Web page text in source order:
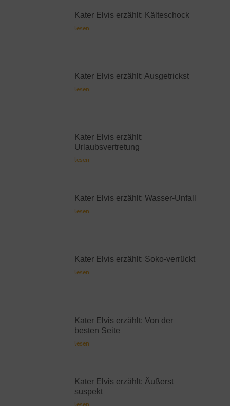
Kater Elvis erzählt: Kälteschock
lesen
Kater Elvis erzählt: Ausgetrickst
lesen
Kater Elvis erzählt:
Urlaubsvertretung
lesen
Kater Elvis erzählt: Wasser-Unfall
lesen
Kater Elvis erzählt: Soko-verrückt
lesen
Kater Elvis erzählt: Von der
besten Seite
lesen
Kater Elvis erzählt: Äußerst
suspekt
lesen